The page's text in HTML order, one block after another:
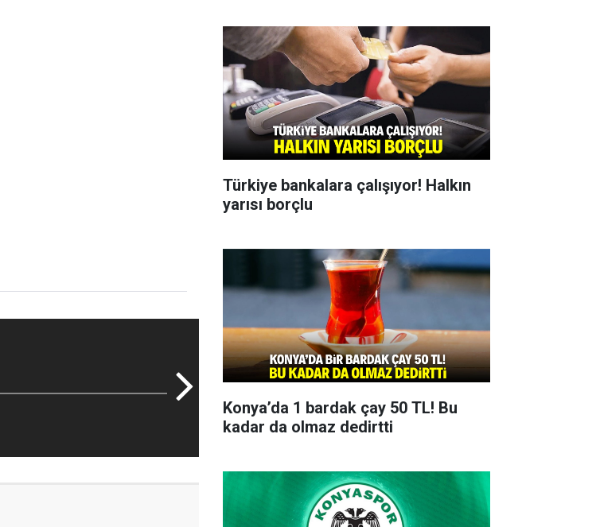
Türkiye bankalara çalışıyor! Halkın
yarısı borçlu
Konya’da 1 bardak çay 50 TL! Bu
kadar da olmaz dedirtti